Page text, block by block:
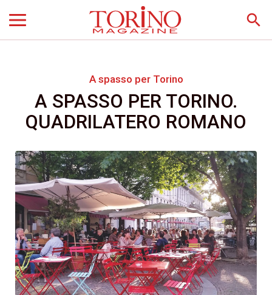
search
A spasso per Torino
A SPASSO PER TORINO.
QUADRILATERO ROMANO